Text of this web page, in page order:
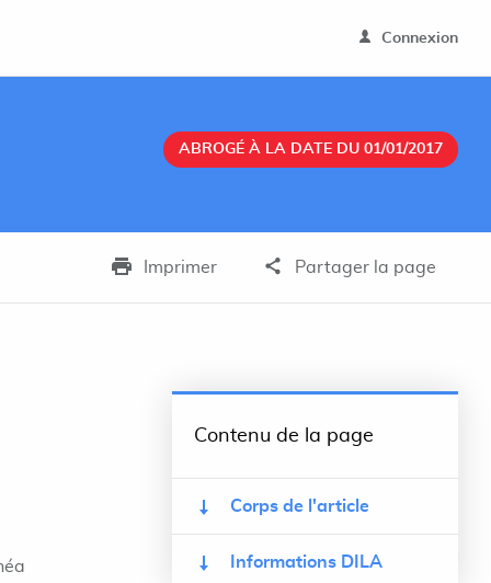
Connexion
ABROGÉ À LA DATE DU 01/01/2017
Imprimer Partager la page
Contenu de la page
Corps de l'article
Informations DILA